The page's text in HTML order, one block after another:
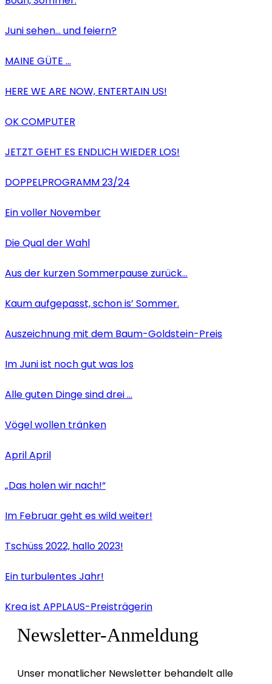
Juni sehen… und feiern?
MAINE GÜTE …
HERE WE ARE NOW, ENTERTAIN US!
OK COMPUTER
JETZT GEHT ES ENDLICH WIEDER LOS!
DOPPELPROGRAMM 23/24
Ein voller November
Die Qual der Wahl
Aus der kurzen Sommerpause zurück…
Kaum aufgepasst, schon is’ Sommer.
Auszeichnung mit dem Baum-Goldstein-Preis
Im Juni ist noch gut was los
Alle guten Dinge sind drei …
Vögel wollen tränken
April April
„Das holen wir nach!“
Im Februar geht es wild weiter!
Tschüss 2022, hallo 2023!
Ein turbulentes Jahr!
Krea ist APPLAUS-Preisträgerin
Newsletter-Anmeldung
Unser monatlicher Newsletter behandelt alle